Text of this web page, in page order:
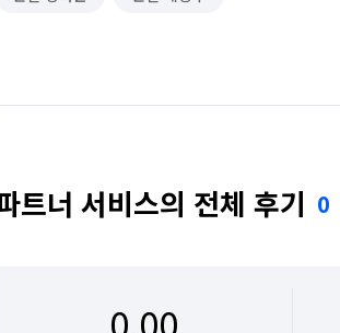
트너 서비스의 전체 후기 0
0.00